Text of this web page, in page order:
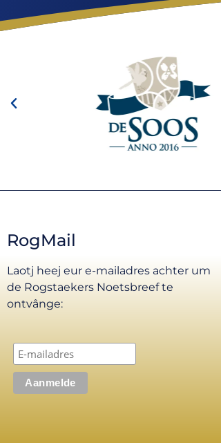
RogMail
Laotj heej eur e-mailadres achter um
de Rogstaekers Noetsbreef te
ontvânge: